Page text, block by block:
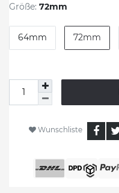
Größe: 72mm
64mm 72mm
Wunschliste